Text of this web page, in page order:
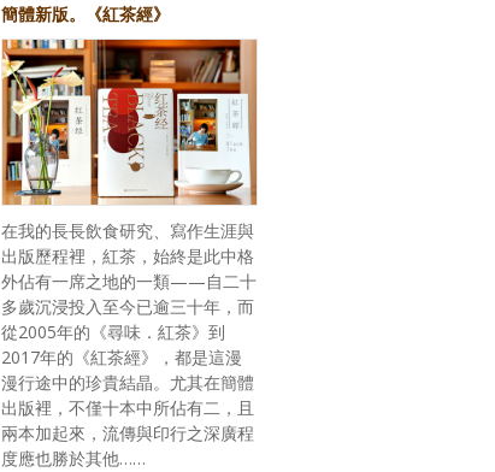
簡體新版。《紅茶經》
在我的長長飲食研究、寫作生涯與
出版歷程裡，紅茶，始終是此中格
外佔有一席之地的一類——自二十
多歲沉浸投入至今已逾三十年，而
從2005年的《尋味．紅茶》到
2017年的《紅茶經》，都是這漫
漫行途中的珍貴結晶。尤其在簡體
出版裡，不僅十本中所佔有二，且
兩本加起來，流傳與印行之深廣程
度應也勝於其他……